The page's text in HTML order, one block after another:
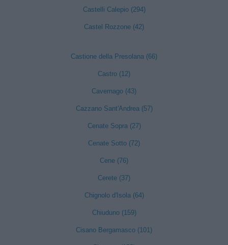
Castelli Calepio (294)
Castel Rozzone (42)
Castione della Presolana (66)
Castro (12)
Cavernago (43)
Cazzano Sant'Andrea (57)
Cenate Sopra (27)
Cenate Sotto (72)
Cene (76)
Cerete (37)
Chignolo d'Isola (64)
Chiuduno (159)
Cisano Bergamasco (101)